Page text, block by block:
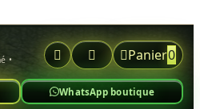
•
  Panier0
WhatsApp boutique